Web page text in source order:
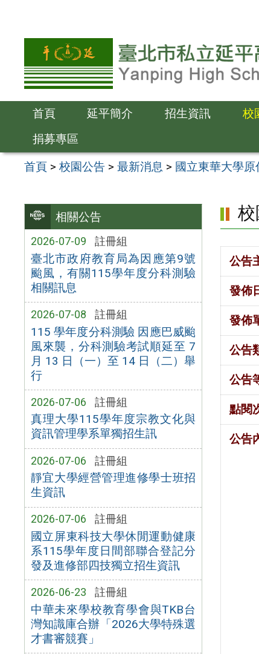
容
首頁 延平簡介 招生資訊 校
捐募專區
首頁 >校園公告 >最新消息 > 國立東華大學
相關公告
2026-07-09 註冊組
臺北市政府教育局為因應第9號
颱風，有關115學年度分科測驗
相關訊息
2026-07-08 註冊組
115 學年度分科測驗 因應巴威颱
風來襲，分科測驗考試順延至 7
月 13 日（一）至 14 日（二）舉
行
2026-07-06 註冊組
真理大學115學年度宗教文化與
資訊管理學系單獨招生訊
2026-07-06 註冊組
靜宜大學經營管理進修學士班招
生資訊
2026-07-06 註冊組
國立屏東科技大學休閒運動健康
系115學年度日間部聯合登記分
發及進修部四技獨立招生資訊
2026-06-23 註冊組
中華未來學校教育學會與TKB台
灣知識庫合辦「2026大學特殊選
才書審競賽」
公告
發佈
發佈
公告
公告
點閱
公告